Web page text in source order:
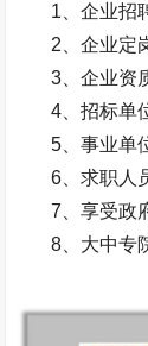
1、企业招聘
2、企业定岗
3、企业资质
4、招标单位
5、事业单位
6、求职人员
7、享受政府
8、大中专院